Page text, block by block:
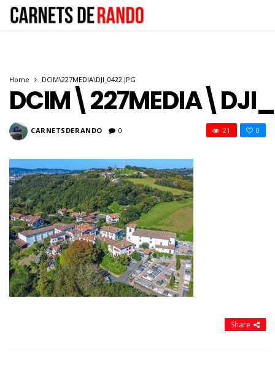
Home DCIM\227MEDIA\DJI_0422.JPG
CARNETSDERANDO 0 0
21
Share